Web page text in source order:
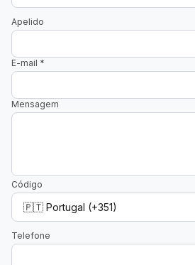
Apelido
E-mail *
Mensagem
Código
Telefone